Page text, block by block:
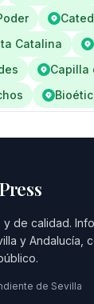
Catalina
Capilla
de calidad.
y Andalucía,
de Sevilla